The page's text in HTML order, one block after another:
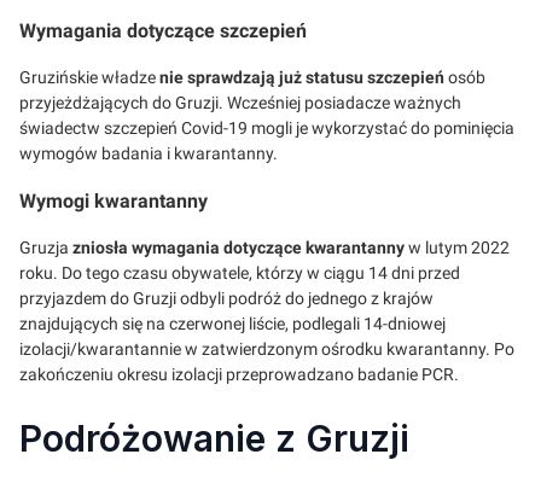
Wymagania dotyczące szczepień
Gruzińskie władzenie sprawdzają już statusu szczepień osób
przyjeżdżających do Gruzji. Wcześniej posiadacze ważnych
świadectw szczepień Covid-19 mogli je wykorzystać do pominięcia
wymogów badania i kwarantanny.
Wymogi kwarantanny
Gruzja zniosła wymagania dotyczące kwarantannyw lutym 2022
roku. Do tego czasu obywatele, którzy w ciągu 14 dni przed
przyjazdem do Gruzji odbyli podróż do jednego z krajów
znajdujących się na czerwonej liście, podlegali 14-dniowej
izolacji/kwarantannie w zatwierdzonym ośrodku kwarantanny. Po
zakończeniu okresu izolacji przeprowadzano badanie PCR.
Podróżowanie z Gruzji